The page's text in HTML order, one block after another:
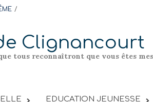
Clignancourt
tous reconnaîtront que vous êtes
EDUCATION JEUNESSE